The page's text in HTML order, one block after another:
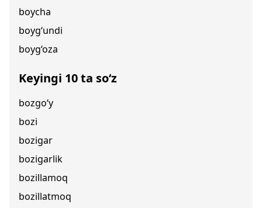
boycha
boyg‘undi
boyg‘oza
Keyingi 10 ta so‘z
bozgo‘y
bozi
bozigar
bozigarlik
bozillamoq
bozillatmoq